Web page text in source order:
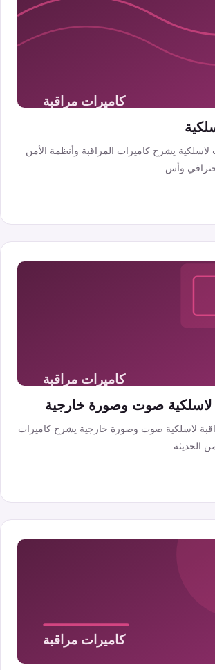
يشرح كاميرات المراقبة وأنظمة الأمن
وأس...
لاسلكية صوت وصورة خارجية
لاسلكية صوت وصورة خارجية يشرح كاميرات
الحديثة...